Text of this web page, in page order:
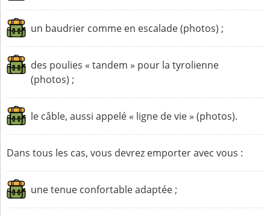
un baudrier comme en escalade (photos) ;
des poulies « tandem » pour la tyrolienne
(photos) ;
le câble, aussi appelé « ligne de vie » (photos).
Dans tous les cas, vous devrez emporter avec vous :
une tenue confortable adaptée ;